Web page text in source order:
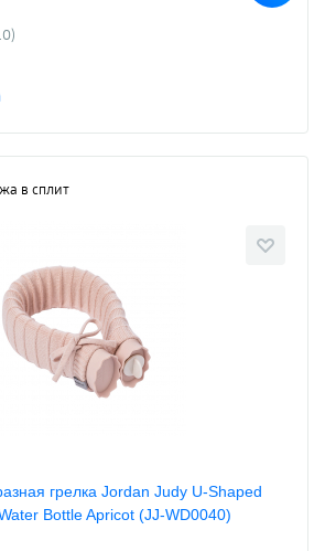
в сплит
грелка Jordan Judy U-Shaped
Bottle Apricot (JJ-WD0040)